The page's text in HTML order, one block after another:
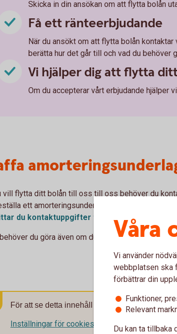
Skicka in din ansökan om att flytta bolån
Få ett ränteerbjudande
När du ansökt om att flytta bolån
berätta hur det går till och vad du behöver
Vi hjälper dig att flytta
Om du accepterar vårt erbjudande hjälper
vill flytta ditt bolån till oss till oss behöver du
ett amorteringsunderlag. Du har rätt att få
du kontaktuppgifter till de olika bankerna.
du göra även om du inte amorterar på ditt
För att se detta innehåll behöver du först
Inställningar för cookies
Våra
Vi använder
webbplatsen ska
förbättrar din
Funktioner,
Relevant
Du kan ta tillbaka